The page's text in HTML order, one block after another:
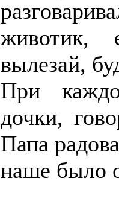
животик,
вылезай,
При
дочки,
Папа
наше было